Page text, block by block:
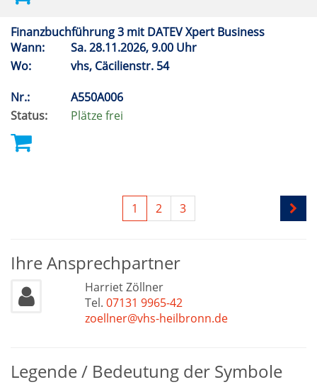
Finanzbuchführung 3 mit DATEV Xpert Business
Wann:
Sa.28.11.2026, 9.00 Uhr
Wo:
vhs, Cäcilienstr. 54
Nr.:
A550A006
Status:
Plätze frei
1 2 3
Ihre Ansprechpartner
Harriet Zöllner
Tel. 07131 9965-42
zoellner@vhs-heilbronn.de
Legende / Bedeutung der Symbole